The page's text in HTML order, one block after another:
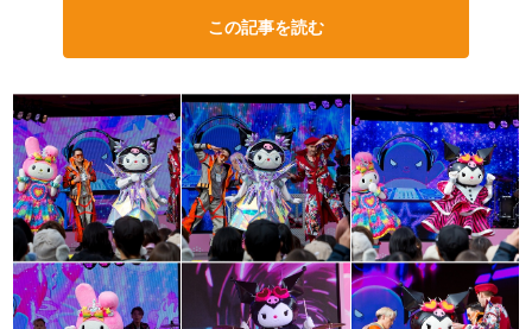
この記事を読む